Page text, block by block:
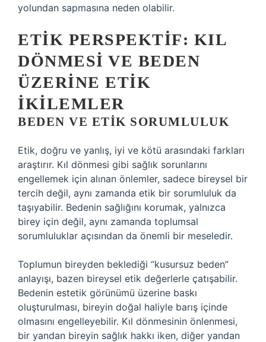
yolundan sapmasına neden olabilir.
ETIK PERSPEKTIF: KIL
DÖNMESI VE BEDEN
ÜZERINE ETIK
İKILEMLER
BEDEN VE ETIK SORUMLULUK
Etik, doğru ve yanlış, iyi ve kötü arasındaki farkları
araştırır. Kıl dönmesi gibi sağlık sorunlarını
engellemek için alınan önlemler, sadece bireysel bir
tercih değil, aynı zamanda etik bir sorumluluk da
taşıyabilir. Bedenin sağlığını korumak, yalnızca
birey için değil, aynı zamanda toplumsal
sorumluluklar açısından da önemli bir meseledir.
Toplumun bireyden beklediği “kusursuz beden”
anlayışı, bazen bireysel etik değerlerle çatışabilir.
Bedenin estetik görünümü üzerine baskı
oluşturulması, bireyin doğal haliyle barış içinde
olmasını engelleyebilir. Kıl dönmesinin önlenmesi,
bir yandan bireyin sağlık hakkı iken, diğer yandan